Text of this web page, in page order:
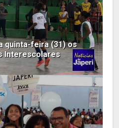
quinta-feira (31) os
Interescolares